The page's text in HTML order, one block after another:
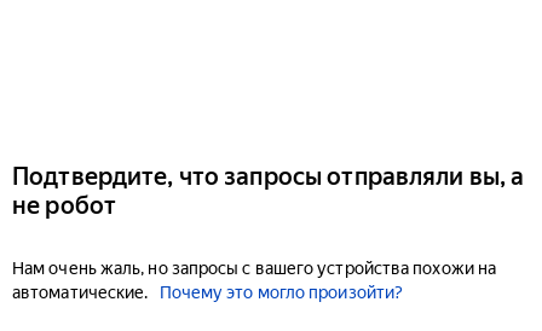
Подтвердите, что запросы отправляли вы, а
не робот
Нам очень жаль, но запросы с вашего устройства похожи на
автоматические.
Почему это могло произойти?